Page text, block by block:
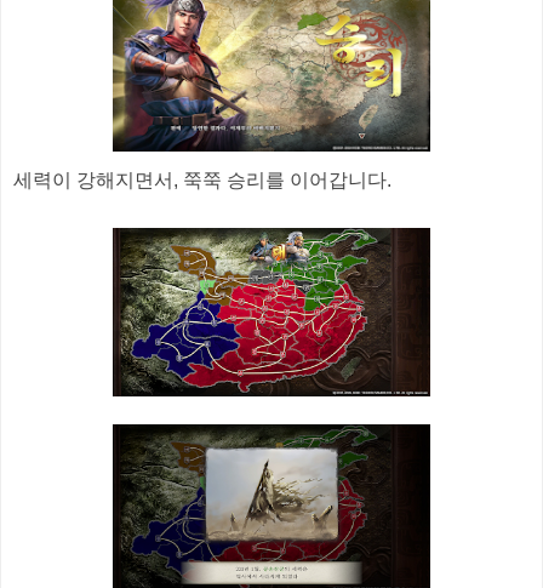
세력이 강해지면서, 쭉쭉 승리를 이어갑니다.